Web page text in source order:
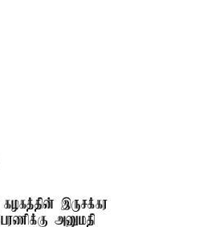
கழகத்தின் இருசக்கர
அனுமதி